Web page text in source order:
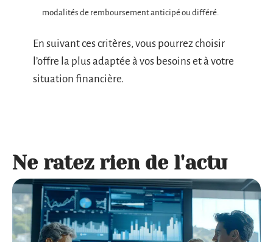
modalités de remboursement anticipé ou différé.
En suivant ces critères, vous pourrez choisir
l’offre la plus adaptée à vos besoins et à votre
situation financière.
Ne ratez rien de l'actu